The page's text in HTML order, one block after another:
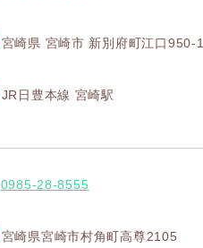
宮崎県 宮崎市 新別府町江口950-1
JR日豊本線 宮崎駅
0985-28-8555
宮崎県宮崎市村角町高尊2105